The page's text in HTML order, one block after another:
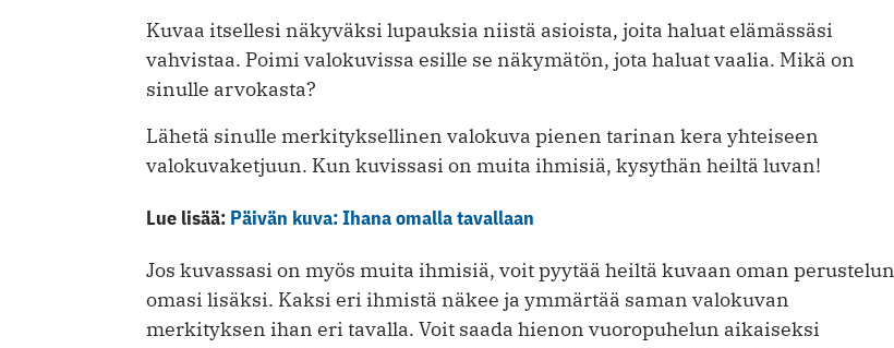
Kuvaa itsellesi näkyväksi lupauksia niistä asioista, joita haluat elämässäsi
vahvistaa. Poimi valokuvissa esille se näkymätön, jota haluat vaalia. Mikä on
sinulle arvokasta?
Lähetä sinulle merkityksellinen valokuva pienen tarinan kera yhteiseen
valokuvaketjuun. Kun kuvissasi on muita ihmisiä, kysythän heiltä luvan!
Lue lisää: Päivän kuva: Ihana omalla tavallaan
Jos kuvassasi on myös muita ihmisiä, voit pyytää heiltä kuvaan oman perustelun
omasi lisäksi. Kaksi eri ihmistä näkee ja ymmärtää saman valokuvan
merkityksen ihan eri tavalla. Voit saada hienon vuoropuhelun aikaiseksi